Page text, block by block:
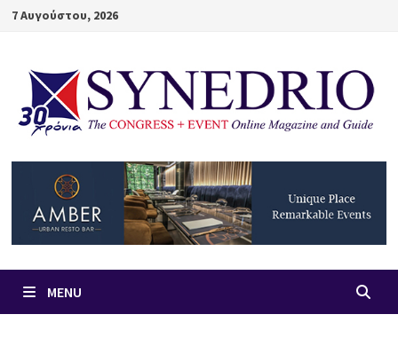
Skip7 Αυγούστου, 2026
MENU